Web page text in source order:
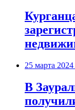
25 марта 2024
В